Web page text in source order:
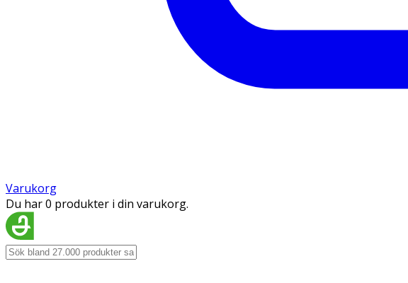
Varukorg
Du har 0 produkter i din varukorg.